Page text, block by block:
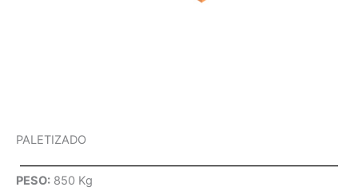
PALETIZADO
PESO: 850 Kg